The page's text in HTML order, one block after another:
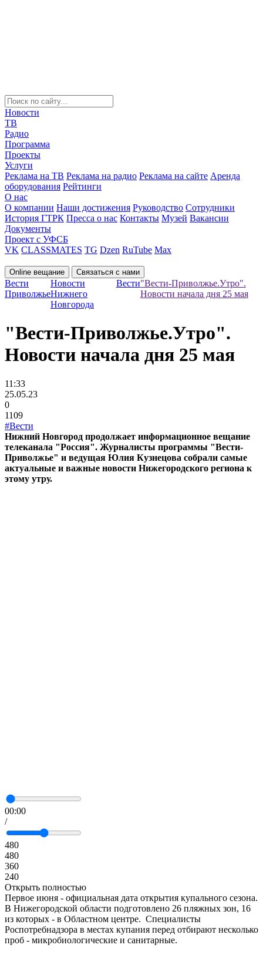
Новости
ТВ
Радио
Программа
Проекты
Услуги
Реклама на ТВ Реклама на радио Реклама на сайте Аренда
оборудования Рейтинги
О нас
О компании Наши достижения Руководство Сотрудники
История ГТРК Пресса о нас Контакты Музей Вакансии
Документы
Проект с УФСБ
VK CLASSMATES TG Dzen RuTube Max
Online вещание Связаться с нами
Вести
Приволжье
Новости
Нижнего
Новгорода
Вести"Вести-Приволжье.Утро".
Новости начала дня 25 мая
"Вести-Приволжье.Утро".
Новости начала дня 25 мая
11:33
25.05.23
0
1109
#Вести
Нижний Новгород продолжает информационное вещание
телеканала "Россия". Журналисты программы "Вести-
Приволжье" и ведущая Юлия Кузнецова собрали самые
актуальные и важные новости Нижегородского региона к
этому утру.
00:00
/
480
480
360
240
Открыть полностью
Первое июня - официальная дата открытия купального сезона.
В Нижегородской области подготовлено 26 пляжных зон, 16
из которых - в Областном центре. Специалисты
Роспотребнадзора в местах купания перед отбирают несколько
проб - микробиологические и санитарные.